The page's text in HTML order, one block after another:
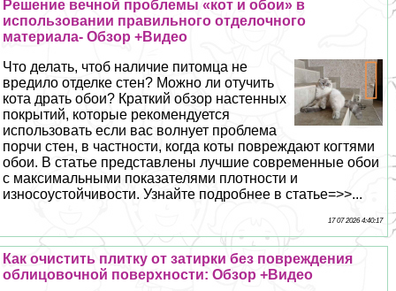
Решение вечной проблемы «кот и обои» в
использовании правильного отделочного
материала- Обзор +Видео
Что делать, чтоб наличие питомца не
вредило отделке стен? Можно ли отучить
кота драть обои? Краткий обзор настенных
покрытий, которые рекомендуется
использовать если вас волнует проблема
порчи стен, в частности, когда коты повреждают когтями
обои. В статье представлены лучшие современные обои
с максимальными показателями плотности и
износоустойчивости. Узнайте подробнее в статье=>>...
17 07 2026 4:40:17
Как очистить плитку от затирки без повреждения
облицовочной поверхности: Обзор +Видео